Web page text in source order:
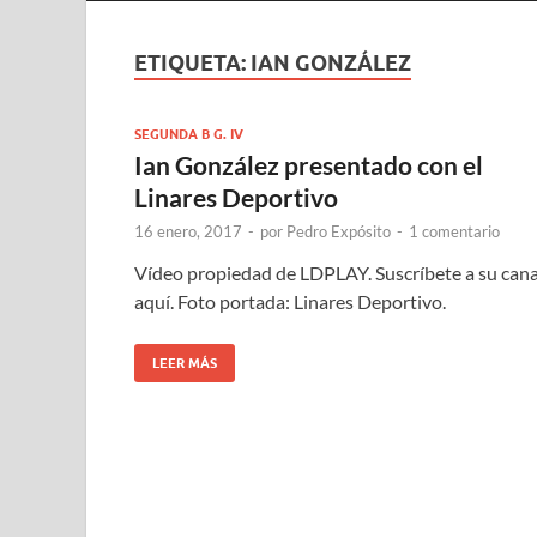
ETIQUETA: IAN GONZÁLEZ
SEGUNDA B G. IV
Ian González presentado con el
Linares Deportivo
16 enero, 2017 - por Pedro Expósito - 1 comentario
Vídeo propiedad de LDPLAY. Suscríbete a su
aquí. Foto portada: Linares Deportivo.
LEER MÁS